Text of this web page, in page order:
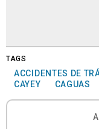
TAGS
ACCIDENTES DE
CAYEY
CAGUAS